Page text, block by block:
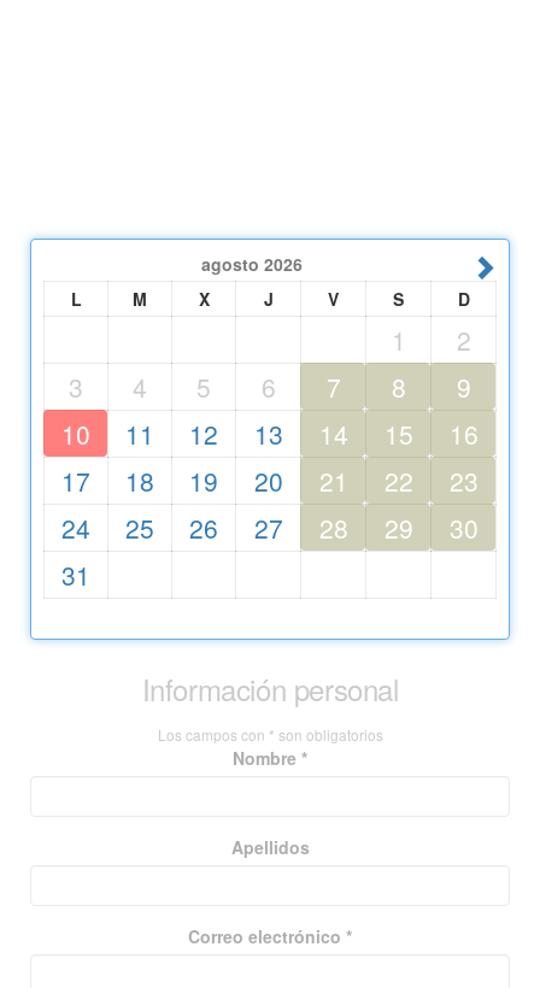
agosto 2026
L
M X J V S D
1
2
3
4 5 6 7 8
9
10
11 12 13 14 15
16
17
18 19 20 21 22
23
24
25 26 27 28 29
30
31
Información personal
Los campos con * son obligatorios
Nombre *
Apellidos
Correo electrónico *